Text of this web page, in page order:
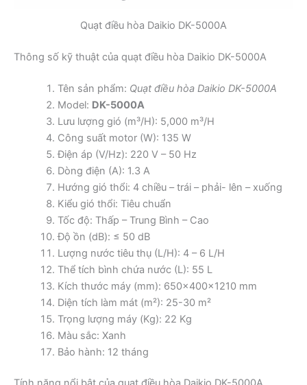
Quạt điều hòa Daikio DK-5000A
Thông số kỹ thuật của quạt điều hòa Daikio DK-5000A
Tên sản phẩm: Quạt điều hòa Daikio DK-5000A
Model: DK-5000A
Lưu lượng gió (m³/H): 5,000 m³/H
Công suất motor (W): 135 W
Điện áp (V/Hz): 220 V – 50 Hz
Dòng điện (A): 1.3 A
Hướng gió thổi: 4 chiều – trái – phải- lên – xuống
Kiểu gió thổi: Tiêu chuẩn
Tốc độ: Thấp – Trung Bình – Cao
Độ ồn (dB): ≤ 50 dB
Lượng nước tiêu thụ (L/H): 4 – 6 L/H
Thể tích bình chứa nước (L): 55 L
Kích thước máy (mm): 650x400x1210 mm
Diện tích làm mát (m²): 25-30 m²
Trọng lượng máy (Kg): 22 Kg
Màu sắc: Xanh
Bảo hành: 12 tháng